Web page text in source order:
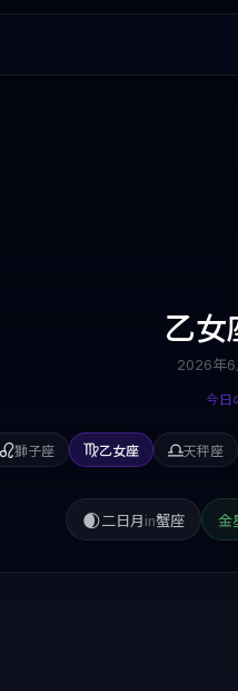
乙女
2026年6
今日
獅子座 乙女座 天秤座
🌒二日月in蟹座 金